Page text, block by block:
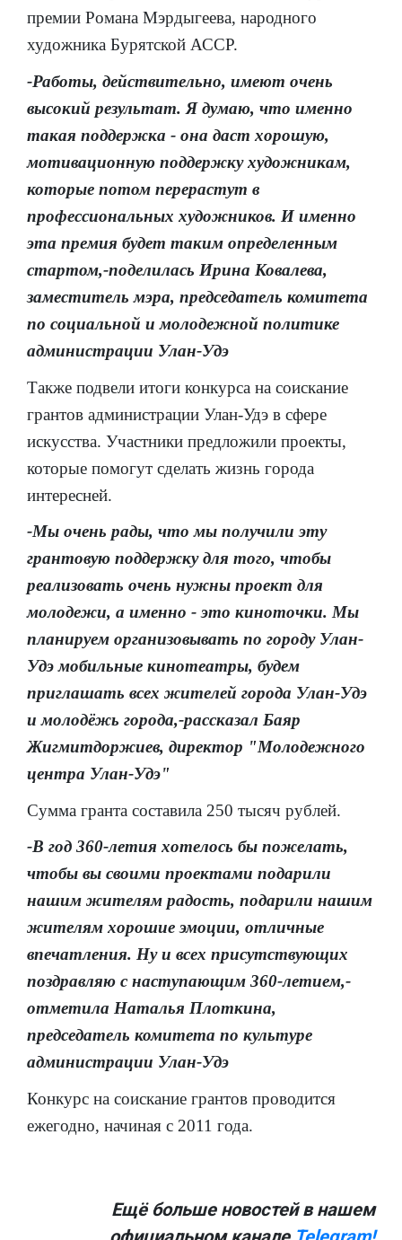
премии Романа Мэрдыгеева, народного
художника Бурятской АССР.
-Работы, действительно, имеют очень
высокий результат. Я думаю, что именно
такая поддержка - она даст хорошую,
мотивационную поддержку художникам,
которые потом перерастут в
профессиональных художников. И именно
эта премия будет таким определенным
стартом,-поделилась Ирина Ковалева,
заместитель мэра, председатель комитета
по социальной и молодежной политике
администрации Улан-Удэ
Также подвели итоги конкурса на соискание
грантов администрации Улан-Удэ в сфере
искусства. Участники предложили проекты,
которые помогут сделать жизнь города
интересней.
-Мы очень рады, что мы получили эту
грантовую поддержку для того, чтобы
реализовать очень нужны проект для
молодежи, а именно - это киноточки. Мы
планируем организовывать по городу Улан-
Удэ мобильные кинотеатры, будем
приглашать всех жителей города Улан-Удэ
и молодёжь города,-рассказал Баяр
Жигмитдоржиев, директор "Молодежного
центра Улан-Удэ"
Сумма гранта составила 250 тысяч рублей.
-В год 360-летия хотелось бы пожелать,
чтобы вы своими проектами подарили
нашим жителям радость, подарили нашим
жителям хорошие эмоции, отличные
впечатления. Ну и всех присутствующих
поздравляю с наступающим 360-летием,-
отметила Наталья Плоткина,
председатель комитета по культуре
администрации Улан-Удэ
Конкурс на соискание грантов проводится
ежегодно, начиная с 2011 года.
Ещё больше новостей в нашем